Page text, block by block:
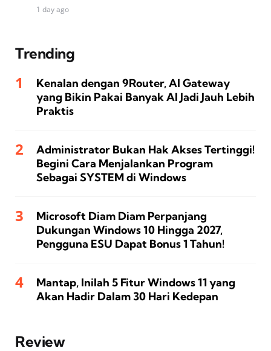
1 day ago
Trending
Kenalan dengan 9Router, AI Gateway
yang Bikin Pakai Banyak AI Jadi Jauh Lebih
Praktis
Administrator Bukan Hak Akses Tertinggi!
Begini Cara Menjalankan Program
Sebagai SYSTEM di Windows
Microsoft Diam Diam Perpanjang
Dukungan Windows 10 Hingga 2027,
Pengguna ESU Dapat Bonus 1 Tahun!
Mantap, Inilah 5 Fitur Windows 11 yang
Akan Hadir Dalam 30 Hari Kedepan
Review